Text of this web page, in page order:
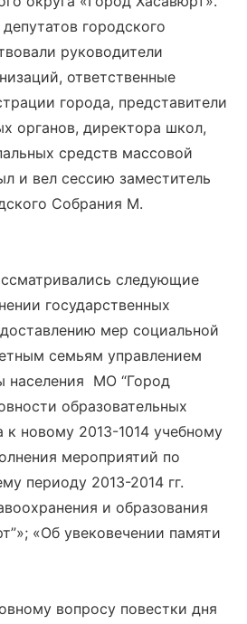
городского
руководители
ответственные
города, представители
органов, директора школ,
средств массовой
и вел сессию заместитель
Собрания М.
следующие
государственных
мер социальной
семьям управлением
населения МО “Город
образовательных
новому 2013-1014 учебному
мероприятий по
периоду 2013-2014 гг.
и образования
«Об увековечении памяти
вопросу повестки дня